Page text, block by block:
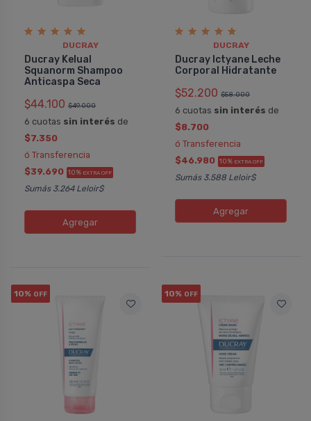
DUCRAY
Ducray Kelual
Squanorm Shampoo
Anticaspa Seca
$44.100 $49.000
6 cuotas sin interés de
$7.350
ó Transferencia
$39.690 10% EXTRA OFF
Sumás 3.264 Leloir$
Agregar
DUCRAY
Ducray Ictyane Leche
Corporal Hidratante
$52.200 $58.000
6 cuotas sin interés de
$8.700
ó Transferencia
$46.980 10% EXTRA OFF
Sumás 3.588 Leloir$
Agregar
10% OFF 10% OFF